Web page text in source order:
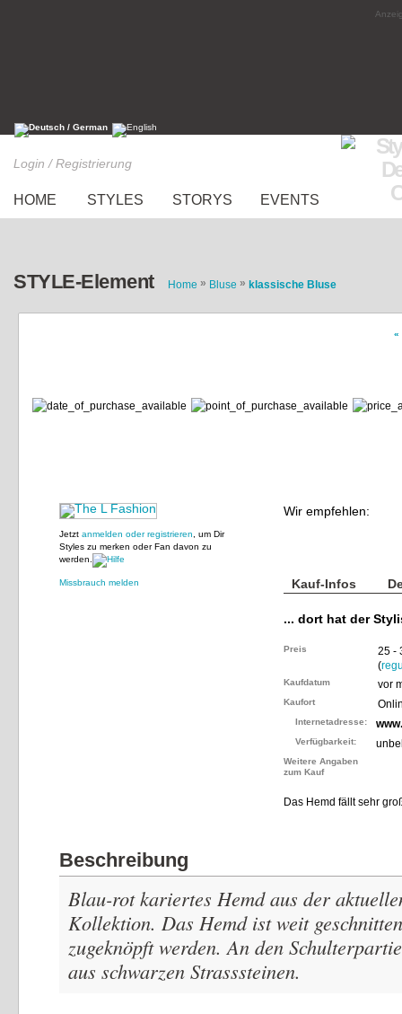
Login / Registrierung
HOME STYLES STORYS EVENTS
STYLE-Element Home » Bluse » klassische Bluse
«
Jetzt anmelden oder registrieren , um Dir
Styles zu merken oder Fan davon zu
werden.
Missbrauch melden
Wir empfehlen:
Kauf-Infos
... dort hat der
Preis
25 -
(
Kaufdatum vor
Kaufort
Internetadresse:
Verfügbarkeit:
Weitere Angaben
zum Kauf
Das Hemd fällt sehr
Beschreibung
Blau-rot kariertes Hemd aus der
Kollektion. Das Hemd ist weit
zugeknöpft werden. An den
aus schwarzen Strasssteinen.